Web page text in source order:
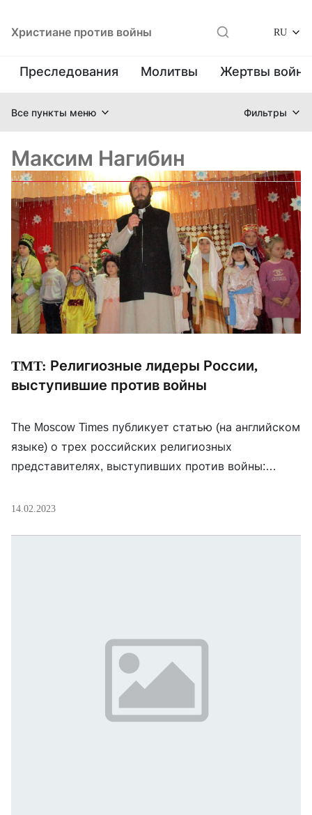
Христиане против войны RU
Преследования Молитвы Жертвы
Все пункты меню Фильтры
Максим Нагибин
TMT: Религиозные лидеры России,
выступившие против войны
The Moscow Times публикует статью (на английском
языке) о трех российских религиозных
представителях, выступивших против войны:
Бурдине, а также главе калмыцких буддистов
14.02.2023